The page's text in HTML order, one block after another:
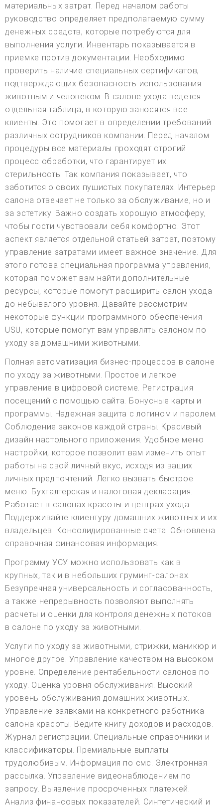
материальных затрат. Перед началом работы
руководство определяет предполагаемую сумму
денежных средств, которые потребуются для
выполнения услуги. Инвентарь показывается в
приемке против документации. Необходимо
проверить наличие специальных сертификатов,
подтверждающих безопасность использования
животным и человеком. В салоне ухода ведется
отдельная таблица, в которую заносятся все
клиенты. Это помогает в определении требований
различных сотрудников компании. Перед началом
процедуры все материалы проходят строгий
процесс обработки, что гарантирует их
стерильность. Так компания показывает, что
заботится о своих пушистых покупателях. Интерьер
салона отвечает не только за обслуживание, но и
за эстетику. Важно создать хорошую атмосферу,
чтобы гости чувствовали себя комфортно. Этот
аспект является отдельной статьей затрат, поэтому
управление затратами имеет важное значение. Для
этого готова специальная программа управления,
которая поможет вам найти дополнительные
ресурсы, которые помогут расширить салон ухода
до небывалого уровня. Давайте рассмотрим
некоторые функции программного обеспечения
USU, которые помогут вам управлять салоном по
уходу за домашними животными.
Полная автоматизация бизнес-процессов в салоне
по уходу за животными. Простое и легкое
управление в цифровой системе. Регистрация
посещений с помощью сайта. Бонусные карты и
программы. Надежная защита с логином и паролем.
Соблюдение законов каждой страны. Красивый
дизайн настольного приложения. Удобное меню
настройки, которое позволит вам изменить опыт
работы на свой личный вкус, исходя из ваших
личных предпочтений. Легко вызвать быстрое
меню. Бухгалтерская и налоговая декларация.
Работает в салонах красоты и центрах ухода.
Поддерживайте клиентуру домашних животных и их
владельцев. Консолидированные счета. Обновлена
справочная финансовая информация.
Программу УСУ можно использовать как в
крупных, так и в небольших груминг-салонах.
Безупречная универсальность и согласованность,
а также непрерывность позволяют выполнять
расчеты и оценки для контроля денежных потоков
в салоне по уходу за животными.
Услуги по уходу за животными, стрижки, маникюр и
многое другое. Управление качеством на высоком
уровне. Определение рентабельности салонов по
уходу. Оценка уровня обслуживания. Высокий
уровень обслуживания домашних животных.
Управление заявками на конкретного работника
салона красоты. Ведите книгу доходов и расходов.
Журнал регистрации. Специальные справочники и
классификаторы. Премиальные выплаты
трудолюбивым. Информация по смс. Электронная
рассылка. Управление видеонаблюдением по
запросу. Выявление просроченных платежей.
Анализ финансовых показателей. Синтетический и